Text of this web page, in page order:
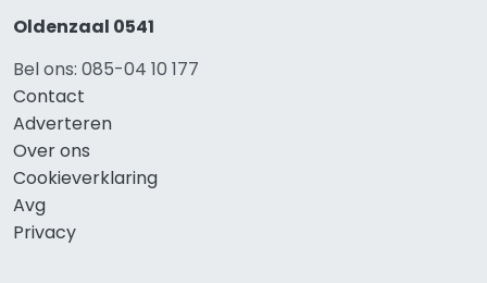
Oldenzaal 0541
Bel ons: 085-04 10 177
Contact
Adverteren
Over ons
Cookieverklaring
Avg
Privacy